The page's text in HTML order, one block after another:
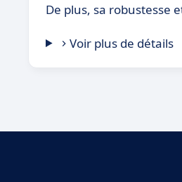
De plus, sa robustesse
Voir plus de détails